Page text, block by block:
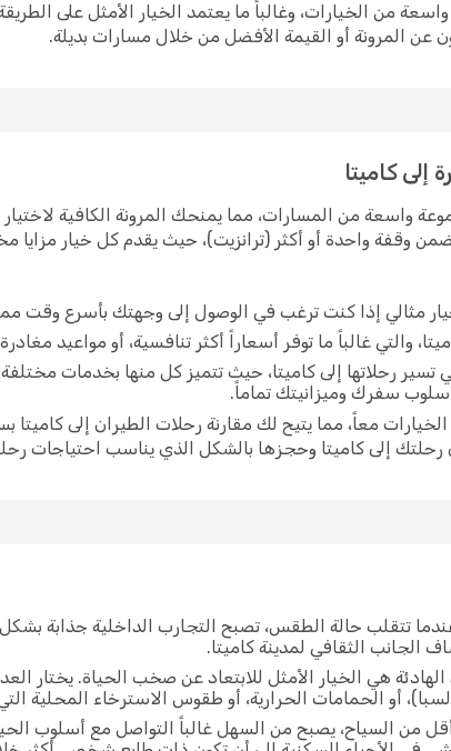
من الخيارات، وغالباً ما يعتمد الخيار الأمثل على
عن المرونة أو القيمة الأفضل من خلال مسارات بديلة.
إلى كاميتا
واسعة من المسارات، مما يمنحك المرونة الكافية
وقفة واحدة أو أكثر (ترانزيت)، حيث يقدم كل خيار مزايا
مثالي إذا كنت ترغب في الوصول إلى وجهتك بأسرع وقت
والتي غالباً ما توفر أسعاراً أكثر تنافسية، أو مواعيد
رحلاتها إلى كاميتا، حيث تتميز كل منها بخدمات
سفرك وميزانيتك تماماً.
معاً، مما يتيح لك مقارنة رحلات الطيران إلى كاميتا
إلى كاميتا وحجزها بالشكل الذي يناسب احتياجات
تتقلب حالة الطقس، تصبح التجارب الداخلية جذابة
الجانب الثقافي لمدينة كاميتا.
هي الخيار الأمثل للابتعاد عن صخب الحياة. يختار
أو الحمامات الحرارية، أو طقوس الاسترخاء المحلية
من السياح، يصبح من السهل غالباً التواصل مع أسلوب